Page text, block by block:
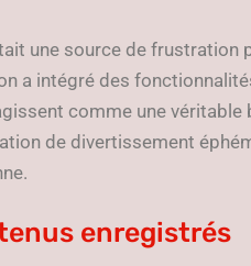
une source de frustration
a intégré des
comme une véritable
de divertissement
enregistrés